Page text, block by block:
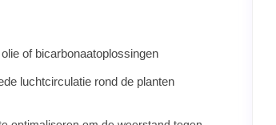
of bicarbonaatoplossingen
luchtcirculatie rond de planten